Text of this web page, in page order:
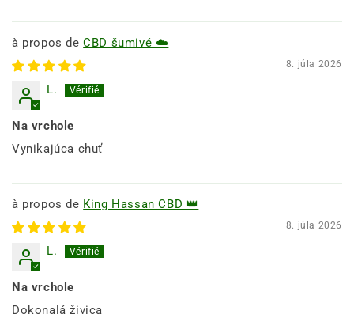
CBD šumivé ☁️
8. júla 2026
L.
Na vrchole
Vynikajúca chuť
King Hassan CBD 👑
8. júla 2026
L.
Na vrchole
Dokonalá živica